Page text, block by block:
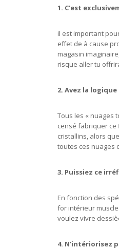
1. C’est
il est important
effet de à cause
magasin
risque aller tu
2. Avez la
Tous les « nuages
censé fabriquer
cristallins, alors
toutes ces nuages
3. Puissiez ce
En fonction des
for intérieur
voulez vivre
4. N’intériorisez